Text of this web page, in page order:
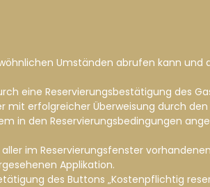
Umständen abrufen kann und
eine Reservierungsbestätigung des
mit erfolgreicher Überweisung durch den
in den Reservierungsbedingungen
im Reservierungsfenster vorhandenen
Applikation.
des Buttons „Kostenpflichtig